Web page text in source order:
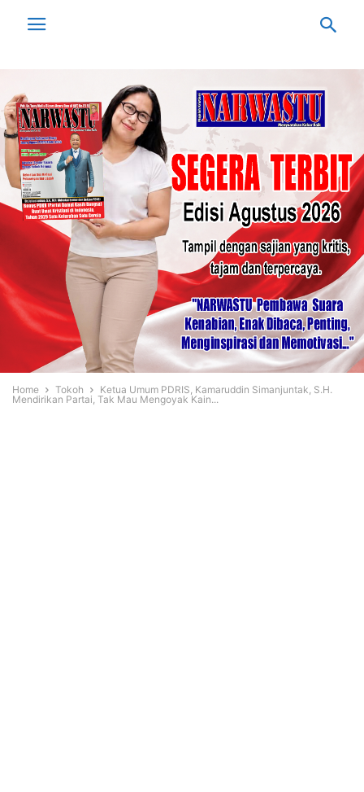
Home Tokoh
Ketua Umum PDRIS, Kamaruddin Simanjuntak, S.H.
Mendirikan Partai, Tak Mau Mengoyak Kain...